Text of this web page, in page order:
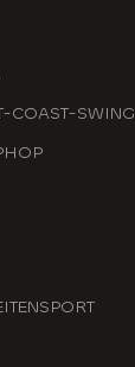
COAST-SWING